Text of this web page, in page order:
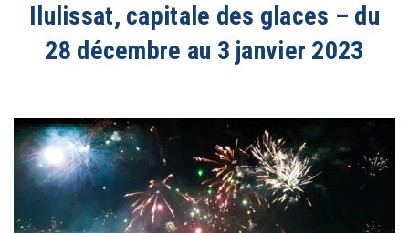
BROCHURE RÉVEILLON
BROCHURE ARCTIQUE
Voir toutes les Brochures
Ilulissat, capitale des glaces – du
28 décembre au 3 janvier 2023